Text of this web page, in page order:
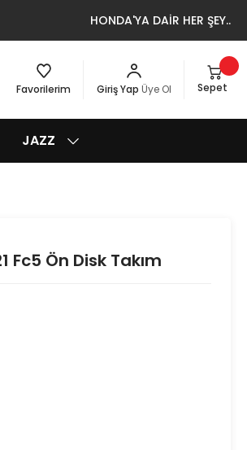
HONDA'YA DAİR HER ŞEY..
Favorilerim Giriş Yap Üye Ol Sepet
JAZZ
Fc5 Ön Disk Takım